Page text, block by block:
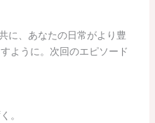
に、あなたの日常がより豊
ように。次回のエピソード
。